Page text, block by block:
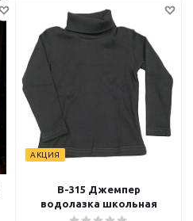
АКЦИЯ
В-315 Джемпер
водолазка школьная